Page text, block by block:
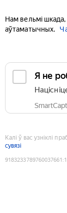
Нам вельмі
аўтаматычных.
Я не
Калі ў вас узніклі
сувязі
9183233789760037661 :